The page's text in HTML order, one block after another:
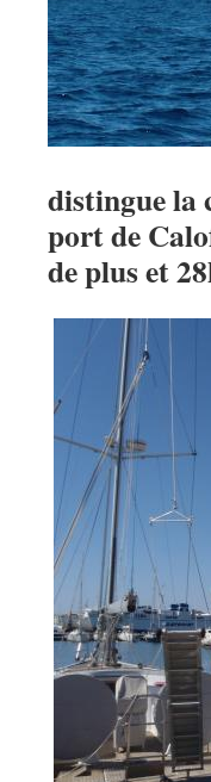
distingue la
port de
de plus et